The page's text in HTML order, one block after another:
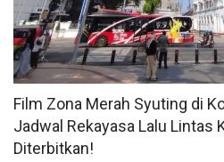
Film Zona Merah Syuting di
Jadwal Rekayasa Lalu Lintas
Diterbitkan!